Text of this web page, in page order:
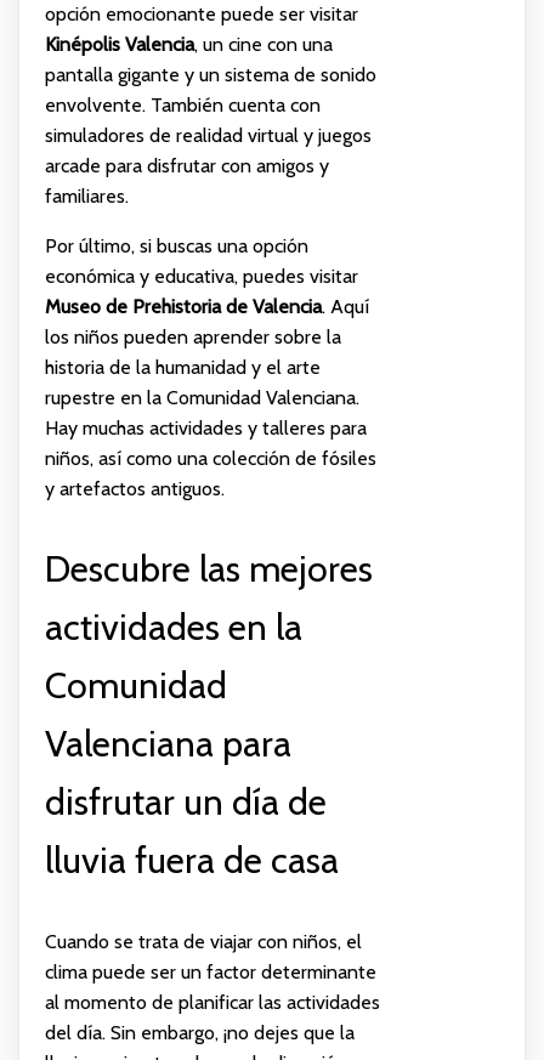
opción emocionante puede ser visitar
Kinépolis Valencia, un cine con una
pantalla gigante y un sistema de sonido
envolvente. También cuenta con
simuladores de realidad virtual y juegos
arcade para disfrutar con amigos y
familiares.
Por último, si buscas una opción
económica y educativa, puedes visitar
Museo de Prehistoria de Valencia. Aquí
los niños pueden aprender sobre la
historia de la humanidad y el arte
rupestre en la Comunidad Valenciana.
Hay muchas actividades y talleres para
niños, así como una colección de fósiles
y artefactos antiguos.
Descubre las mejores
actividades en la
Comunidad
Valenciana para
disfrutar un día de
lluvia fuera de casa
Cuando se trata de viajar con niños, el
clima puede ser un factor determinante
al momento de planificar las actividades
del día. Sin embargo, ¡no dejes que la